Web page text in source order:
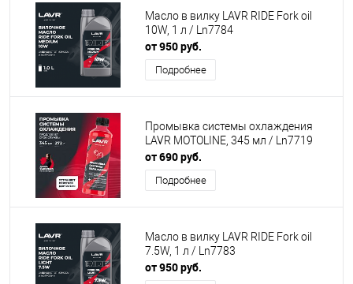
Масло в вилку LAVR RIDE Fork oil
10W, 1 л / Ln7784
от 950 руб.
Подробнее
Промывка системы охлаждения
LAVR MOTOLINE, 345 мл / Ln7719
от 690 руб.
Подробнее
Масло в вилку LAVR RIDE Fork oil
7.5W, 1 л / Ln7783
от 950 руб.